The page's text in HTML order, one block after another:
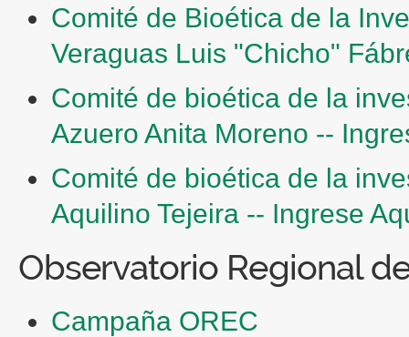
Comité de Bioética de la
Veraguas Luis "Chicho"
Comité de bioética de la
Azuero Anita Moreno --
Comité de bioética de la
Aquilino Tejeira -- Ingrese
Observatorio Regional
Campaña OREC